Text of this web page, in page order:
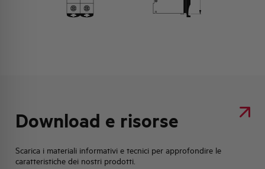
Download e risorse
Scarica i materiali informativi e tecnici per approfondire le
caratteristiche dei nostri prodotti.